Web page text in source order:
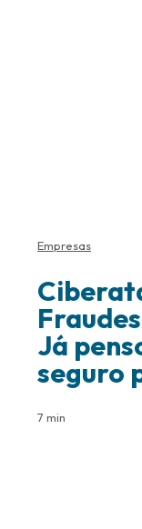
Empresas
Já
seguro
7 min